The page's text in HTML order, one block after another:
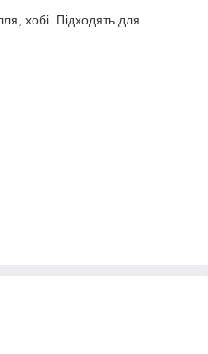
хобі. Підходять для